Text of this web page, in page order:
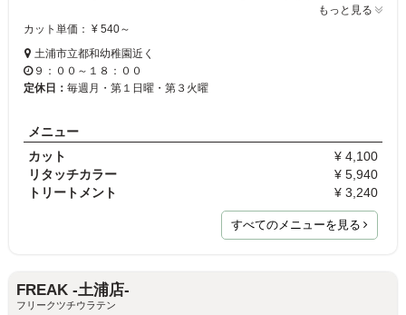
もっと見る
カット単価： ¥ 540～
土浦市立都和幼稚園近く
９：００～１８：００
定休日： 毎週月・第１日曜・第３火曜
メニュー
カット
¥ 4,100
リタッチカラー
¥ 5,940
トリートメント
¥ 3,240
すべてのメニューを見る
FREAK -土浦店-
フリークツチウラテン